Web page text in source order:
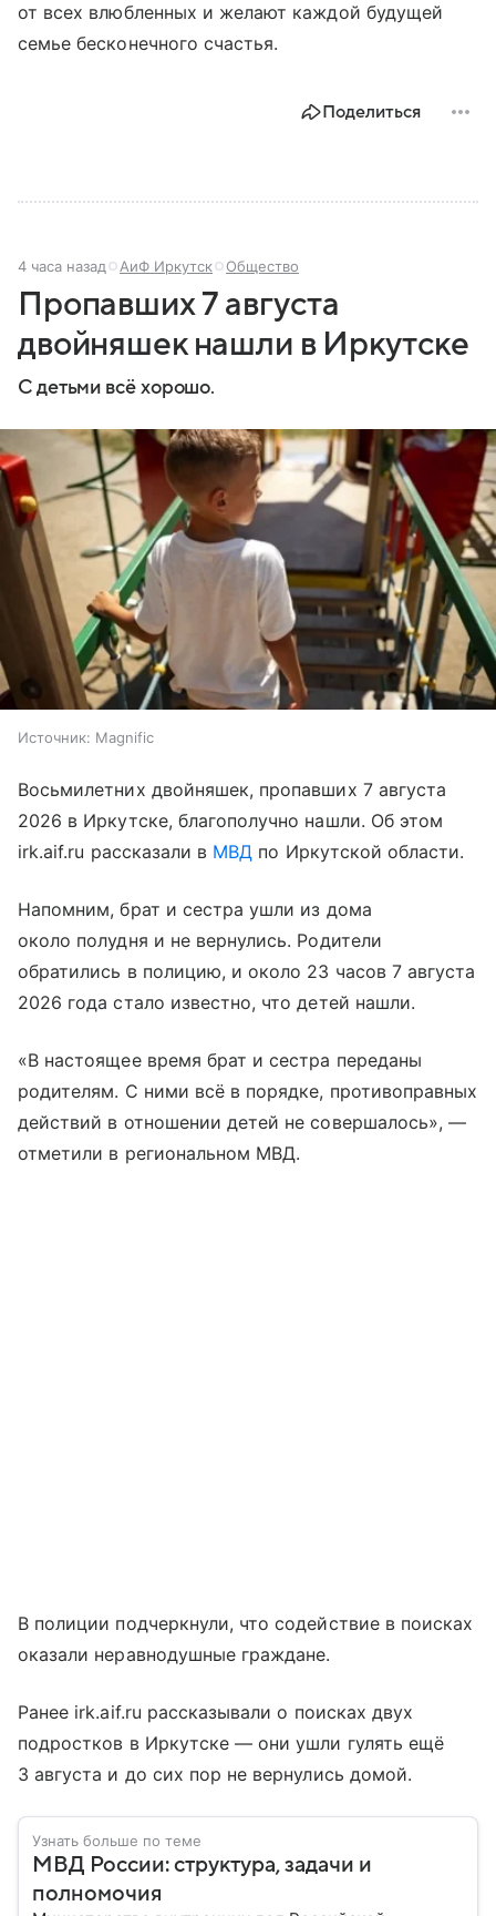
от всех влюбленных и желают каждой будущей
семье бесконечного счастья.
Поделиться
4 часа назад АиФ Иркутск Общество
Пропавших 7 августа
двойняшек нашли в Иркутске
С детьми всё хорошо.
Источник: Magnific
Восьмилетних двойняшек, пропавших 7 августа
2026 в Иркутске, благополучно нашли. Об этом
irk.aif.ru рассказали в МВД по Иркутской области.
Напомним, брат и сестра ушли из дома
около полудня и не вернулись. Родители
обратились в полицию, и около 23 часов 7 августа
2026 года стало известно, что детей нашли.
«В настоящее время брат и сестра переданы
родителям. С ними всё в порядке, противоправных
действий в отношении детей не совершалось», —
отметили в региональном МВД.
В полиции подчеркнули, что содействие в поисках
оказали неравнодушные граждане.
Ранее irk.aif.ru рассказывали о поисках двух
подростков в Иркутске — они ушли гулять ещё
3 августа и до сих пор не вернулись домой.
Узнать больше по теме
МВД России: структура, задачи и
полномочия